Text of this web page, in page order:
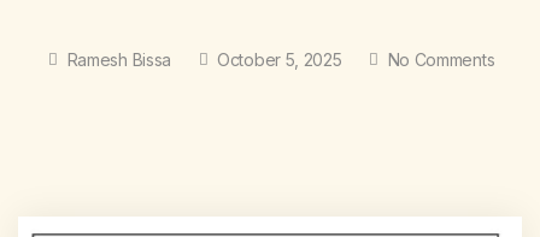
Ramesh Bissa October 5, 2025 No Comments